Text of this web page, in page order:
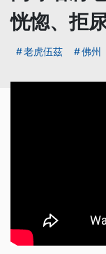
恍惚、拒
老虎伍茲 佛州